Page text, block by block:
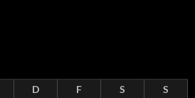
D F S
S